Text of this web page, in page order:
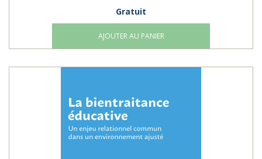
Gratuit
AJOUTER AU PANIER